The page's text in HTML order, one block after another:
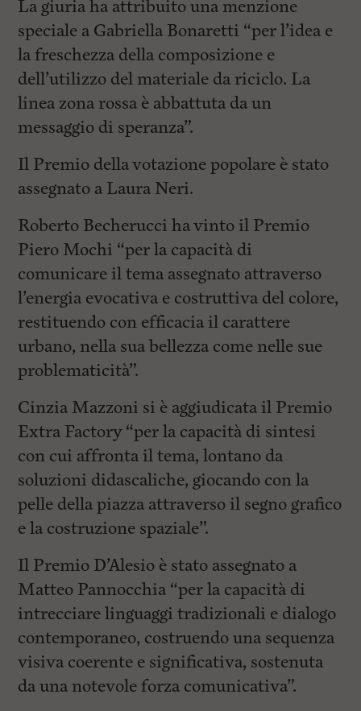
La giuria ha attribuito una menzione
speciale a Gabriella Bonaretti “per l’idea e
la freschezza della composizione e
dell’utilizzo del materiale da riciclo. La
linea zona rossa è abbattuta da un
messaggio di speranza”.
Il Premio della votazione popolare è stato
assegnato a Laura Neri.
Roberto Becherucci ha vinto il Premio
Piero Mochi “per la capacità di
comunicare il tema assegnato attraverso
l’energia evocativa e costruttiva del colore,
restituendo con efficacia il carattere
urbano, nella sua bellezza come nelle sue
problematicità”.
Cinzia Mazzoni si è aggiudicata il Premio
Extra Factory “per la capacità di sintesi
con cui affronta il tema, lontano da
soluzioni didascaliche, giocando con la
pelle della piazza attraverso il segno grafico
e la costruzione spaziale”.
Il Premio D’Alesio è stato assegnato a
Matteo Pannocchia “per la capacità di
intrecciare linguaggi tradizionali e dialogo
contemporaneo, costruendo una sequenza
visiva coerente e significativa, sostenuta
da una notevole forza comunicativa”.